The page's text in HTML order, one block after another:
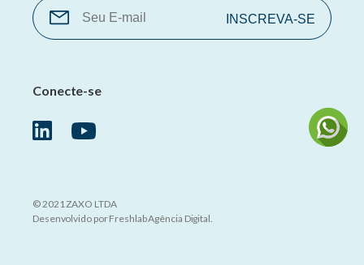
Conecte-se
© 2021 ZAXO LTDA
Desenvolvido porFreshlab Agência Digital.